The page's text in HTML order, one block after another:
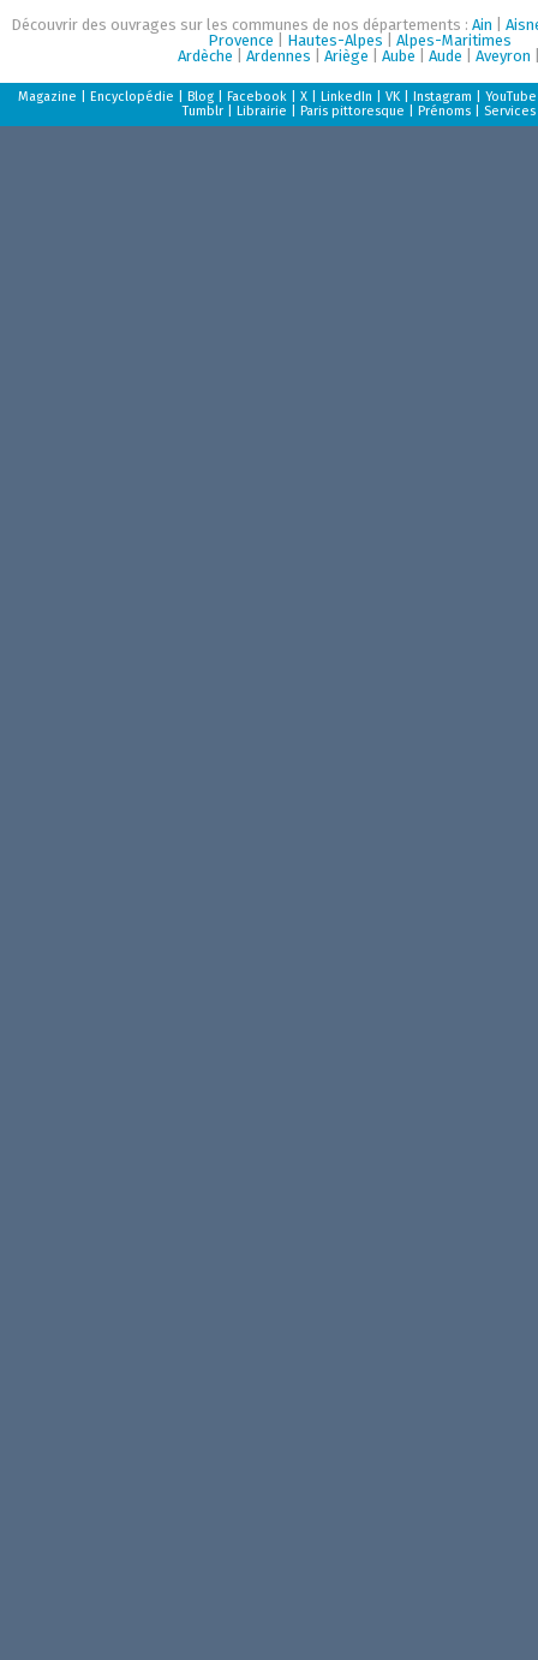
Découvrir des ouvrages sur les communes de nos départements :Ain |
Provence
Hautes-Alpes
Alpes-Maritimes
Ardèche |Ardennes |Ariège |Aube |Aude |Aveyron
Magazine |Encyclopédie |Blog |Facebook |X |LinkedIn |VK |Instagram |YouTube
Tumblr |Librairie |Paris pittoresque |Prénoms Services